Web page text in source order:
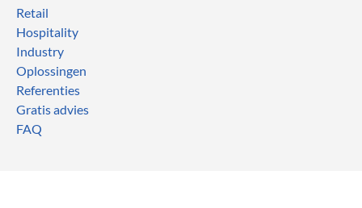
Retail
Hospitality
Industry
Oplossingen
Referenties
Gratis advies
FAQ